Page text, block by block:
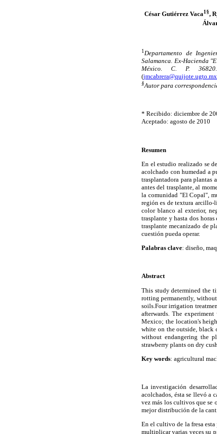
César Gutiérrez Vaca1§,
1 Departamento de
Salamanca. Ex-Hacienda
México. C. P.
(jmcabrera@quijote.ugto.mx
§Autor para
* Recibido: diciembre de
Aceptado: agosto de 2010
Resumen
En el estudio realizado se
acolchado con humedad a
trasplantadora para plantas
antes del trasplante, al
la comunidad "El Copal",
región es de textura arcillo-
color blanco al exterior,
trasplante y hasta dos
trasplante mecanizado de
cuestión pueda operar.
Palabras clave: diseño,
Abstract
This study determined the
rotting permanently,
soils.Four irrigation
afterwards. The
Mexico; the location's
white on the outside, black
without endangering the
strawberry plants on dry
Key words: agricultural
La investigación
acolchados, ésta se llevó a
vez más los cultivos que se
mejor distribución de la
En el cultivo de la fresa
multiplicar varias veces su